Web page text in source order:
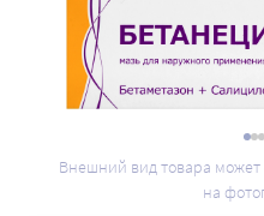
Внешний вид товара может
на